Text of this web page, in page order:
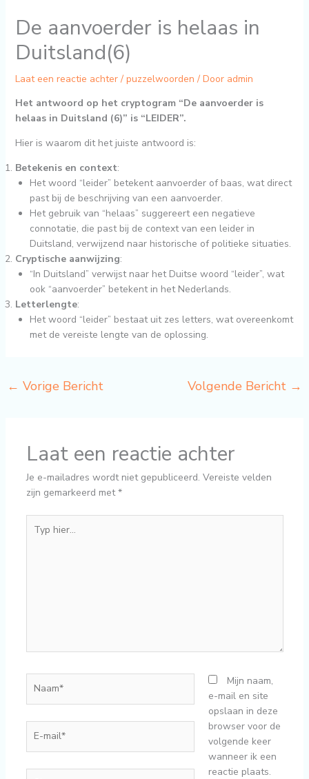
De aanvoerder is helaas in
Duitsland(6)
Laat een reactie achter / puzzelwoorden / Door admin
Het antwoord op het cryptogram “De aanvoerder is
helaas in Duitsland (6)” is “LEIDER”.
Hier is waarom dit het juiste antwoord is:
Betekenis en context:
Het woord “leider” betekent aanvoerder of baas, wat direct
past bij de beschrijving van een aanvoerder.
Het gebruik van “helaas” suggereert een negatieve
connotatie, die past bij de context van een leider in
Duitsland, verwijzend naar historische of politieke situaties.
Cryptische aanwijzing:
“In Duitsland” verwijst naar het Duitse woord “leider”, wat
ook “aanvoerder” betekent in het Nederlands.
Letterlengte:
Het woord “leider” bestaat uit zes letters, wat overeenkomt
met de vereiste lengte van de oplossing.
← Vorige Bericht Volgende Bericht →
Laat een reactie achter
Je e-mailadres wordt niet gepubliceerd. Vereiste velden
zijn gemarkeerd met*
hier...
mail*
Mijn naam,
e-mail en site
opslaan in deze
browser voor de
volgende keer
wanneer ik een
reactie plaats.